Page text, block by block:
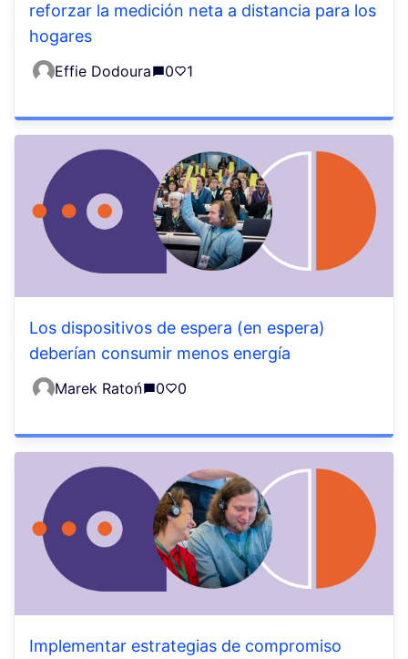
reforzar la medición neta a distancia para los
hogares
Effie Dodoura 0 1
Los dispositivos de espera (en espera)
deberían consumir menos energía
Marek Ratoń 0 0
Implementar estrategias de compromiso